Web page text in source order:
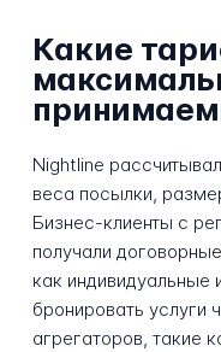
Какие
Nightline
веса посылки,
Бизнес-клиенты с
получали
как индивидуальные
бронировать услуги
агрегаторов, такие